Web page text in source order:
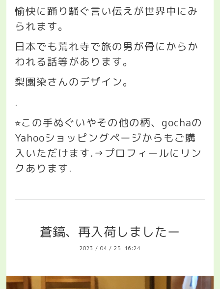
愉快に踊り騒ぐ言い伝えが世界中にみ
られます。
日本でも荒れ寺で旅の男が骨にからか
われる話等があります。
梨園染さんのデザイン。
.
⭐︎この手ぬぐいやその他の柄、 gochaの
Yahooショッピングページからもご購
入いただけます.→ プロフィールにリン
クあります.
蒼鎬、再入荷しましたー
2023 / 04 / 25 16:24